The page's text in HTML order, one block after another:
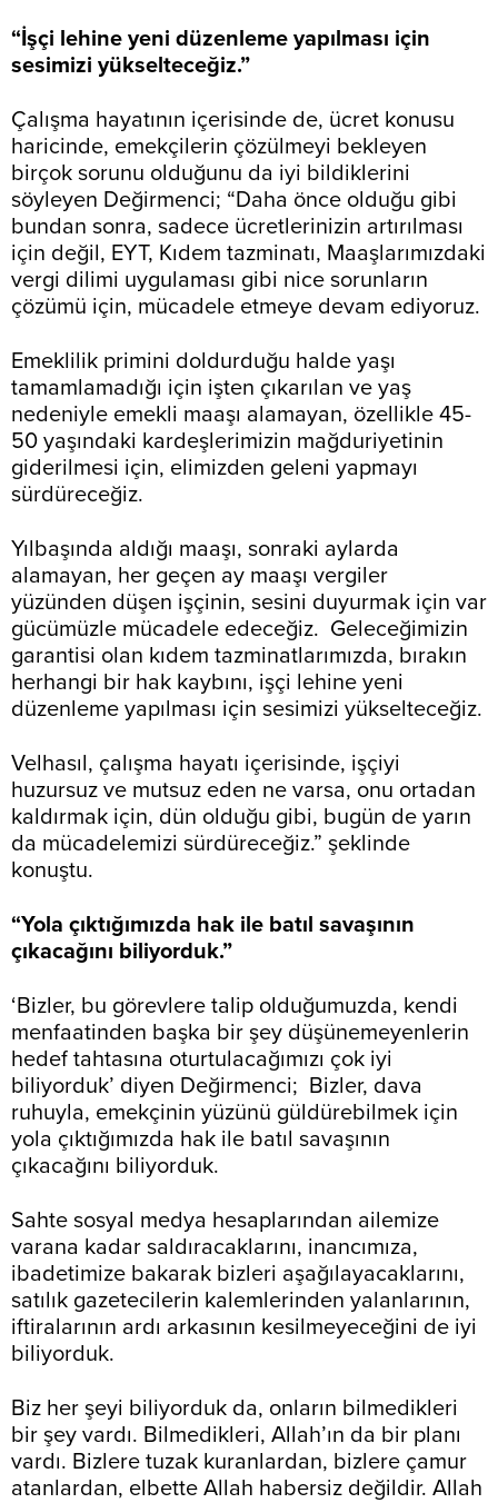
“İşçi lehine yeni düzenleme yapılması için
sesimizi yükselteceğiz.”
Çalışma hayatının içerisinde de, ücret konusu
haricinde, emekçilerin çözülmeyi bekleyen
birçok sorunu olduğunu da iyi bildiklerini
söyleyen Değirmenci; “Daha önce olduğu gibi
bundan sonra, sadece ücretlerinizin artırılması
için değil, EYT, Kıdem tazminatı, Maaşlarımızdaki
vergi dilimi uygulaması gibi nice sorunların
çözümü için, mücadele etmeye devam ediyoruz.
Emeklilik primini doldurduğu halde yaşı
tamamlamadığı için işten çıkarılan ve yaş
nedeniyle emekli maaşı alamayan, özellikle 45-
50 yaşındaki kardeşlerimizin mağduriyetinin
giderilmesi için, elimizden geleni yapmayı
sürdüreceğiz.
Yılbaşında aldığı maaşı, sonraki aylarda
alamayan, her geçen ay maaşı vergiler
yüzünden düşen işçinin, sesini duyurmak için var
gücümüzle mücadele edeceğiz. Geleceğimizin
garantisi olan kıdem tazminatlarımızda, bırakın
herhangi bir hak kaybını, işçi lehine yeni
düzenleme yapılması için sesimizi yükselteceğiz.
Velhasıl, çalışma hayatı içerisinde, işçiyi
huzursuz ve mutsuz eden ne varsa, onu ortadan
kaldırmak için, dün olduğu gibi, bugün de yarın
da mücadelemizi sürdüreceğiz.” şeklinde
konuştu.
“Yola çıktığımızda hak ile batıl savaşının
çıkacağını biliyorduk.”
‘Bizler, bu görevlere talip olduğumuzda, kendi
menfaatinden başka bir şey düşünemeyenlerin
hedef tahtasına oturtulacağımızı çok iyi
biliyorduk’ diyen Değirmenci; Bizler, dava
ruhuyla, emekçinin yüzünü güldürebilmek için
yola çıktığımızda hak ile batıl savaşının
çıkacağını biliyorduk.
Sahte sosyal medya hesaplarından ailemize
varana kadar saldıracaklarını, inancımıza,
ibadetimize bakarak bizleri aşağılayacaklarını,
satılık gazetecilerin kalemlerinden yalanlarının,
iftiralarının ardı arkasının kesilmeyeceğini de iyi
biliyorduk.
Biz her şeyi biliyorduk da, onların bilmedikleri
bir şey vardı. Bilmedikleri, Allah’ın da bir planı
vardı. Bizlere tuzak kuranlardan, bizlere çamur
atanlardan, elbette Allah habersiz değildir. Allah